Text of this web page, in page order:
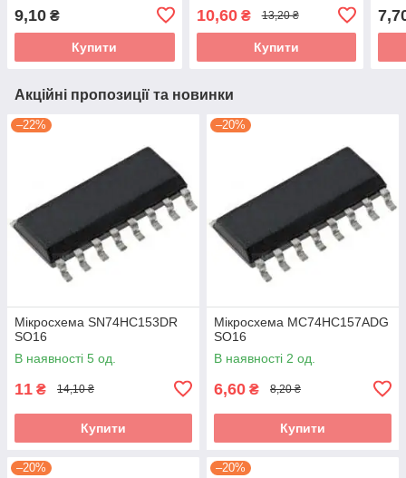
9,10 ₴
Купити
10,60₴ 13,20 ₴
Купити
Акційні пропозиції та новинки
–22%
Мікросхема SN74HC153DR
SO16
В наявності 5 од.
11 ₴ 14,10 ₴
Купити
–20%
Мікросхема MC74HC157ADG
SO16
В наявності 2 од.
6,60 ₴ 8,20 ₴
Купити
–20% –20%